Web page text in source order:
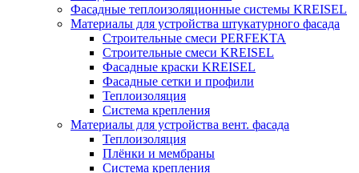
Фасадные теплоизоляционные системы KREISEL
Материалы для устройства штукатурного фасада
Строительные смеси PERFEKTA
Строительные смеси KREISEL
Фасадные краски KREISEL
Фасадные сетки и профили
Теплоизоляция
Система крепления
Материалы для устройства вент. фасада
Теплоизоляция
Плёнки и мембраны
Система крепления